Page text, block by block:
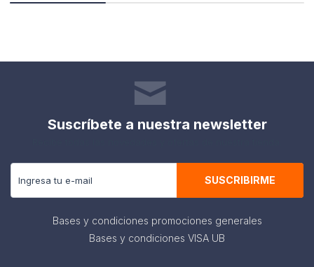
Suscríbete a nuestra newsletter
SUSCRIBIRME
Bases y condiciones promociones generales
Bases y condiciones VISA UB